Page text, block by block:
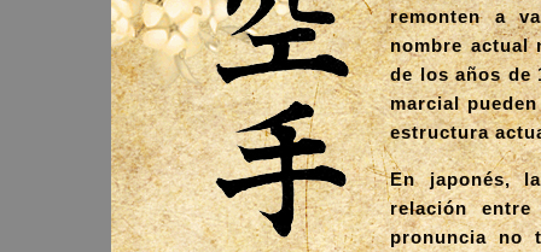
remonten a
nombre actual
de los años de
marcial
estructura
En japonés,
relación
pronuncia no